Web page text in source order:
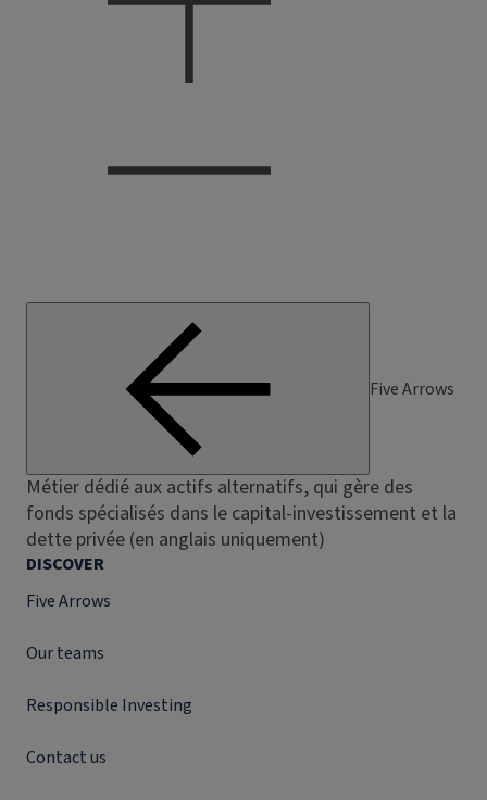
Five Arrows
Métier dédié aux actifs alternatifs, qui gère des
fonds spécialisés dans le capital-investissement et la
dette privée (en anglais uniquement)
DISCOVER
Five Arrows
Our teams
Responsible Investing
Contact us